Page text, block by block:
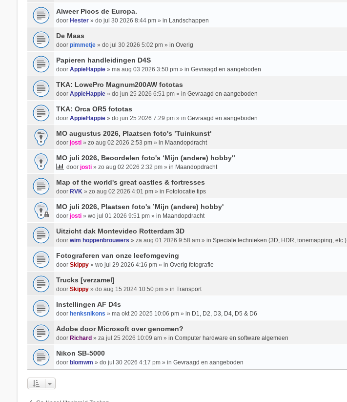
Alweer Picos de Europa.
door Hester» do jul 30 2026 8:44 pm » in Landschappen
De Maas
door pimmetje» do jul 30 2026 5:02 pm » in Overig
Papieren handleidingen D4S
door AppieHappie» ma aug 03 2026 3:50 pm » in Gevraagd en aangeboden
TKA: LowePro Magnum200AW fototas
door AppieHappie» do jun 25 2026 6:51 pm » in Gevraagd en aangeboden
TKA: Orca OR5 fototas
door AppieHappie» do jun 25 2026 7:29 pm » in Gevraagd en aangeboden
MO augustus 2026, Plaatsen foto's ’Tuinkunst'
door josti» zo aug 02 2026 2:53 pm » in Maandopdracht
MO juli 2026, Beoordelen foto's ‘Mijn (andere) hobby'’
door josti» zo aug 02 2026 2:32 pm » in Maandopdracht
Map of the world's great castles & fortresses
door RVK» zo aug 02 2026 4:01 pm » in Fotolocatie tips
MO juli 2026, Plaatsen foto's ’Mijn (andere) hobby'
door josti» wo jul 01 2026 9:51 pm » in Maandopdracht
Uitzicht dak Montevideo Rotterdam 3D
door wim hoppenbrouwers » za aug 01 2026 9:58 am » in Speciale technieken (3D, HDR, tonemapping, etc.)
Fotograferen van onze leefomgeving
door Skippy» wo jul 29 2026 4:16 pm » in Overig fotografie
Trucks [verzamel]
door Skippy» do aug 15 2024 10:50 pm » in Transport
Instellingen AF D4s
door henksnikons » ma okt 20 2025 10:06 pm » in D1, D2, D3, D4, D5 & D6
Adobe door Microsoft over genomen?
door Richard » za jul 25 2026 10:09 am » in Computer hardware en software algemeen
Nikon SB-5000
door blomwm » do jul 30 2026 4:17 pm » in Gevraagd en aangeboden